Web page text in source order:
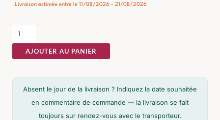
Livraison estimée entre le 11/08/2026 - 21/08/2026
Meuble
Acacia
Ixia
130cm
AJOUTER AU PANIER
Absent le jour de la livraison ? Indiquez la date souhaitée
en commentaire de commande — la livraison se fait
toujours sur rendez-vous avec le transporteur.